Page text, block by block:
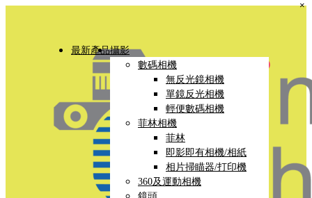
最新產品攝影
數碼相機
無反光鏡相機
單鏡反光相機
輕便數碼相機
菲林相機
菲林
即影即有相機/相紙
相片掃瞄器/打印機
360及運動相機
×